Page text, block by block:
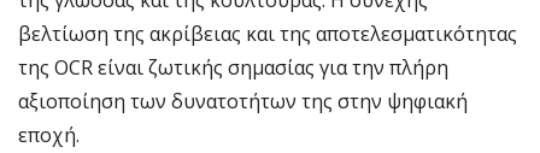
βελτίωση της ακρίβειας και της αποτελεσματικότητας
της OCR είναι ζωτικής σημασίας για την πλήρη
αξιοποίηση των δυνατοτήτων της στην ψηφιακή
εποχή.